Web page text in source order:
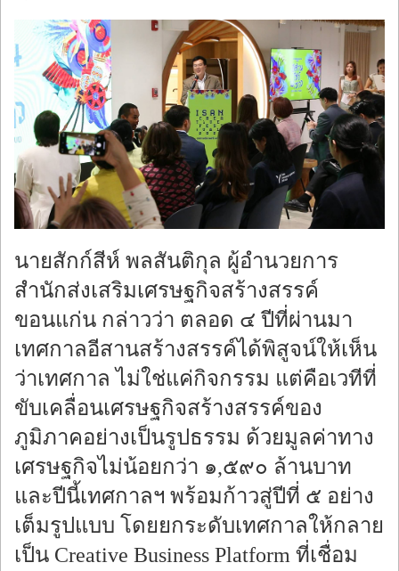
นายสักก์สีห์ พลสันติกุล ผู้อำนวยการ
สำนักส่งเสริมเศรษฐกิจสร้างสรรค์
ขอนแก่น กล่าวว่า ตลอด ๔ ปีที่ผ่านมา
เทศกาลอีสานสร้างสรรค์ได้พิสูจน์ให้เห็น
ว่าเทศกาล ไม่ใช่แค่กิจกรรม แต่คือเวทีที่
ขับเคลื่อนเศรษฐกิจสร้างสรรค์ของ
ภูมิภาคอย่างเป็นรูปธรรม ด้วยมูลค่าทาง
เศรษฐกิจไม่น้อยกว่า ๑,๕๙๐ ล้านบาท
และปีนี้เทศกาลฯ พร้อมก้าวสู่ปีที่ ๕ อย่าง
เต็มรูปแบบ โดยยกระดับเทศกาลให้กลาย
เป็น Creative Business Platform ที่เชื่อม